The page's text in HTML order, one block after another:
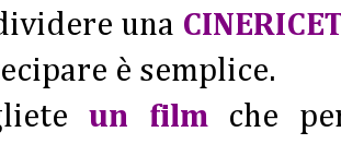
una
è semplice.
un filmche